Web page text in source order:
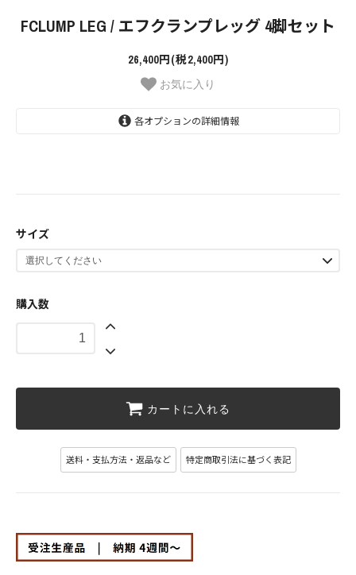
FCLUMP LEG / エフクランプレッグ 4脚セット
26,400円(税2,400円)
お気に入り
各オプションの詳細情報
サイズ
購入数
カートに入れる
送料・支払方法・返品など 特定商取引法に基づく表記